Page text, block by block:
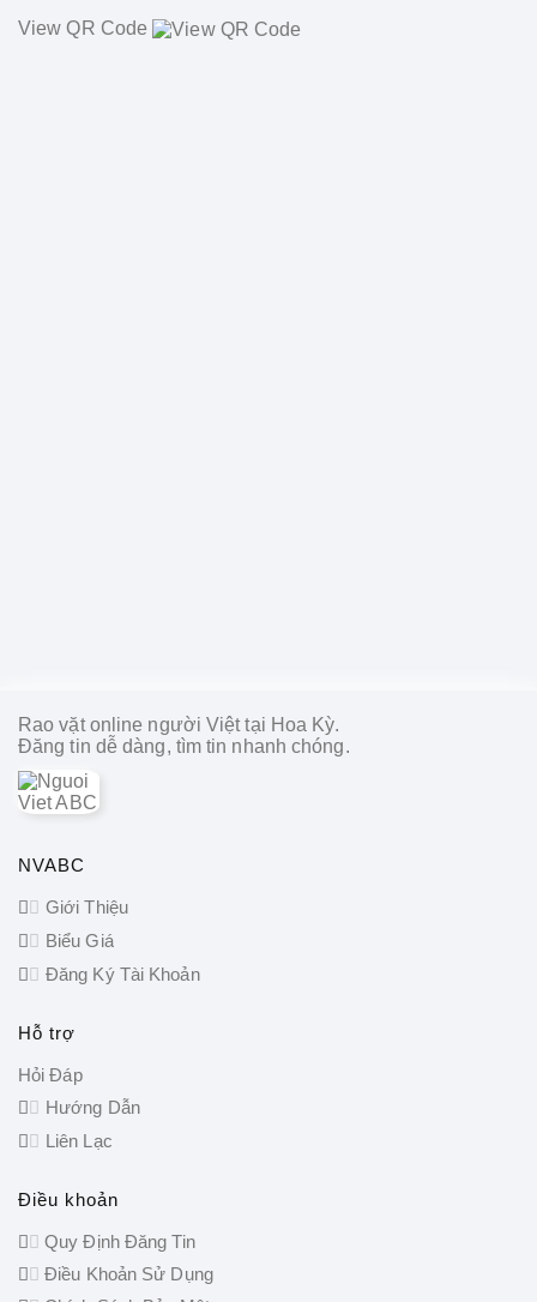
View QR Code
Rao vặt online người Việt tại Hoa Kỳ.
Đăng tin dễ dàng, tìm tin nhanh chóng.
NVABC
Giới Thiệu
Biểu Giá
Đăng Ký Tài Khoản
Hỗ trợ
Hỏi Đáp
Hướng Dẫn
Liên Lạc
Điều khoản
Quy Định Đăng Tin
Điều Khoản Sử Dụng